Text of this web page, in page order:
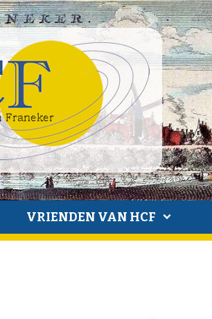
VRIENDEN VAN HCF